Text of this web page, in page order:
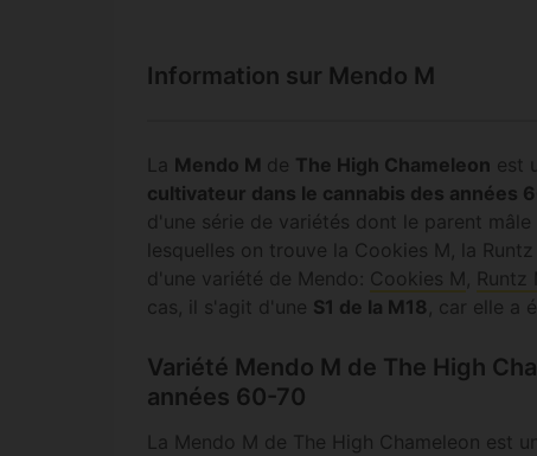
Information sur Mendo M
La Mendo M de The High Chameleon est
cultivateur dans le cannabis des années
d'une série de variétés dont le parent mâle
lesquelles on trouve la Cookies M, la
d'une variété de Mendo: Cookies M , Runtz
cas, il s'agit d'une S1 de la M18 , car elle a
Variété Mendo M de The High
années 60-70
La Mendo M de The High Chameleon est